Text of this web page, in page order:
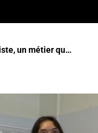
un métier qu…